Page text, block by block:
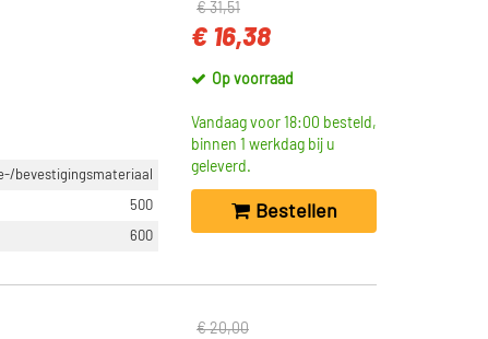
bevestigingsmateriaal
500
600
€ 31,51
€ 16,38
Op voorraad
Vandaag voor 18:00 besteld,
binnen 1 werkdag bij u
geleverd.
Bestellen
€ 20,00